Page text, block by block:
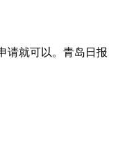
请就可以。青岛日报